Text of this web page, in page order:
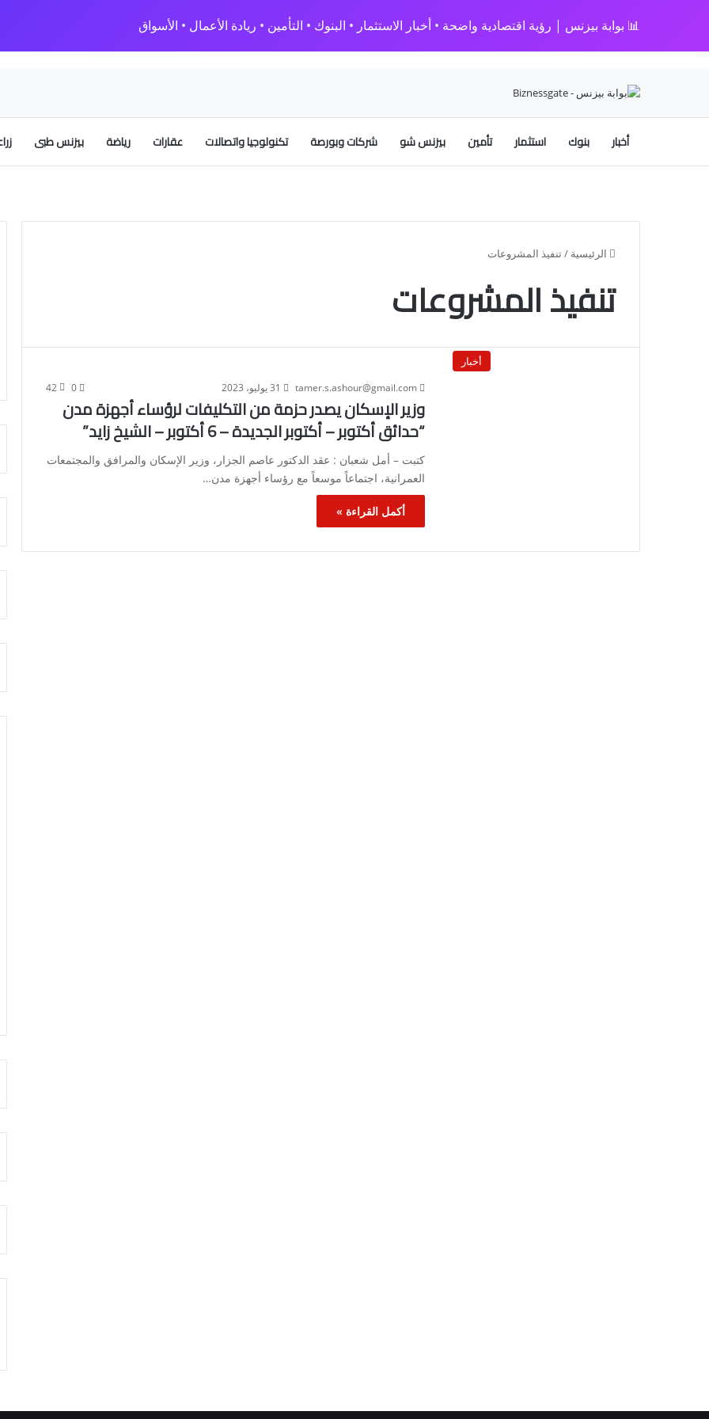
📊 بوابة بيزنس | رؤية اقتصادية واضحة • أخبار الاستثمار • البنوك • التأمين • ريادة الأعمال • الأسواق
أخبار بنوك استثمار تأمين بيزنس شو شركات وبورصة تكنولوجيا واتصالات عقارات رياضة بيزنس طبى
الرئيسية /تنفيذ المشروعات
تنفيذ المشروعات
أخبار
tamer.s.ashour@gmail.com 31 يوليو، 2023 0
42
وزير الإسكان يصدر حزمة من التكليفات لرؤساء أجهزة مدن
“حدائق أكتوبر – أكتوبر الجديدة – 6 أكتوبر – الشيخ زايد”
كتبت – أمل شعبان : عقد الدكتور عاصم الجزار، وزير الإسكان والمرافق والمجتمعات
العمرانية، اجتماعاً موسعاً مع رؤساء أجهزة مدن…
أكمل القراءة »